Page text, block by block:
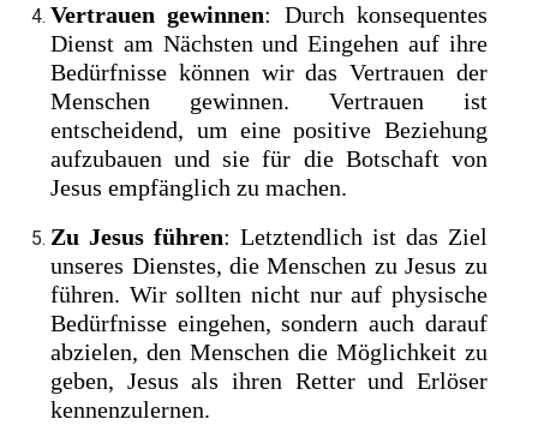
Vertrauen gewinnen: Durch konsequentes
Dienst am Nächsten und Eingehen auf ihre
Bedürfnisse können wir das Vertrauen der
Menschen gewinnen. Vertrauen ist
entscheidend, um eine positive Beziehung
aufzubauen und sie für die Botschaft von
Jesus empfänglich zu machen.
Zu Jesus führen: Letztendlich ist das Ziel
unseres Dienstes, die Menschen zu Jesus zu
führen. Wir sollten nicht nur auf physische
Bedürfnisse eingehen, sondern auch darauf
abzielen, den Menschen die Möglichkeit zu
geben, Jesus als ihren Retter und Erlöser
kennenzulernen.